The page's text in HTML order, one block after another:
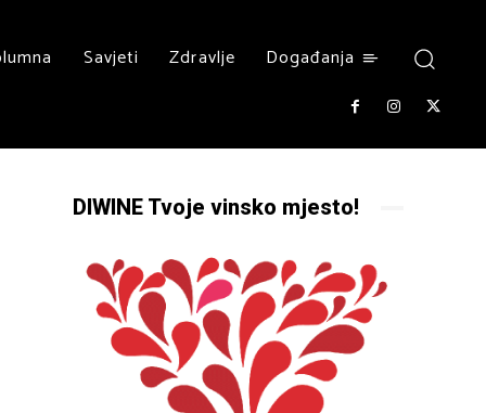
Savjeti Zdravlje Događanja
DIWINE Tvoje vinsko mjesto!